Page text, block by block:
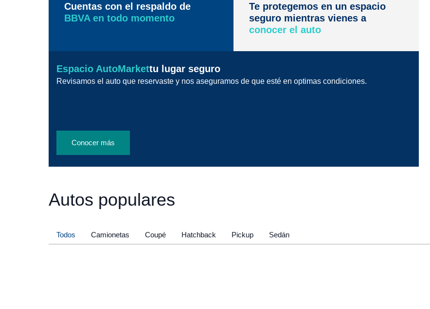
Cuentas con el respaldo de
BBVA en todo momento
Te protegemos en un espacio
seguro mientras vienes a
conocer el auto
Espacio AutoMarkettu lugar seguro
Revisamos el auto que reservaste y nos aseguramos de que esté en optimas condiciones.
Conocer más
Autos populares
Todos Camionetas Coupé Hatchback Pickup Sedán